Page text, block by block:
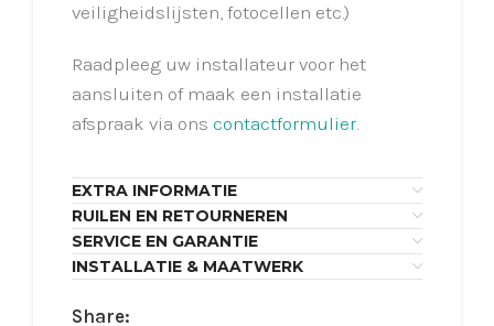
veiligheidslijsten, fotocellen etc.)
Raadpleeg uw installateur voor het
aansluiten of maak een installatie
afspraak via ons contactformulier.
EXTRA INFORMATIE
RUILEN EN RETOURNEREN
SERVICE EN GARANTIE
INSTALLATIE & MAATWERK
Share: